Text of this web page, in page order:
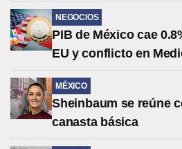
NEGOCIOS
PIB de México cae
EU y conflicto en
MÉXICO
Sheinbaum se reúne
canasta básica